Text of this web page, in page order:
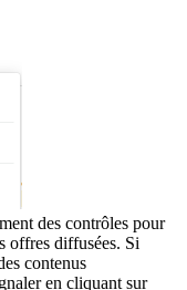
des contrôles pour
offres diffusées. Si
contenus
en cliquant sur